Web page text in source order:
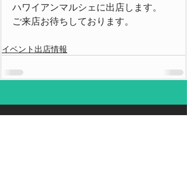
ハワイアンマルシェに出店します。
ご来店お待ちしております。
イベント出店情報